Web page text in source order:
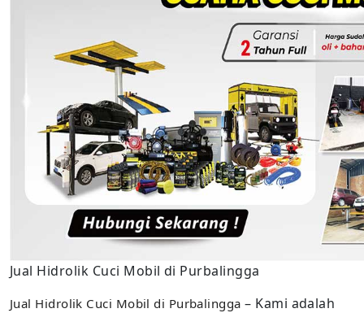
Jual Hidrolik Cuci Mobil di Purbalingga
Jual Hidrolik Cuci Mobil di Purbalingga – Kami adalah